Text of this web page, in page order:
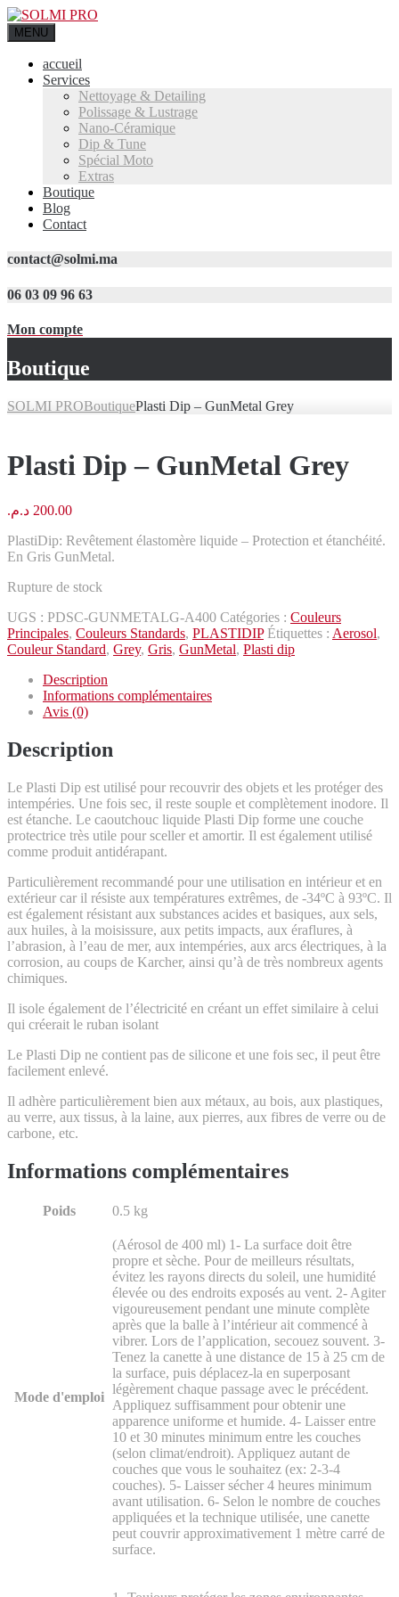
MENU
accueil
Services
Nettoyage & Detailing
Polissage & Lustrage
Nano-Céramique
Dip & Tune
Spécial Moto
Extras
Boutique
Blog
Contact
contact@solmi.ma
06 03 09 96 63
Mon compte
Boutique
SOLMI PROBoutiquePlasti Dip – GunMetal Grey
Plasti Dip – GunMetal Grey
200.00 د.م.
PlastiDip: Revêtement élastomère liquide – Protection et étanchéité.
En Gris GunMetal.
Rupture de stock
UGS : PDSC-GUNMETALG-A400 Catégories : Couleurs
Principales, Couleurs Standards, PLASTIDIP Étiquettes : Aerosol,
Couleur Standard, Grey, Gris, GunMetal, Plasti dip
Description
Informations complémentaires
Avis (0)
Description
Le Plasti Dip est utilisé pour recouvrir des objets et les protéger des
intempéries. Une fois sec, il reste souple et complètement inodore. Il
est étanche. Le caoutchouc liquide Plasti Dip forme une couche
protectrice très utile pour sceller et amortir. Il est également utilisé
comme produit antidérapant.
Particulièrement recommandé pour une utilisation en intérieur et en
extérieur car il résiste aux températures extrêmes, de -34ºC à 93ºC. Il
est également résistant aux substances acides et basiques, aux sels,
aux huiles, à la moisissure, aux petits impacts, aux éraflures, à
l’abrasion, à l’eau de mer, aux intempéries, aux arcs électriques, à la
corrosion, au coups de Karcher, ainsi qu’à de très nombreux agents
chimiques.
Il isole également de l’électricité en créant un effet similaire à celui
qui créerait le ruban isolant
Le Plasti Dip ne contient pas de silicone et une fois sec, il peut être
facilement enlevé.
Il adhère particulièrement bien aux métaux, au bois, aux plastiques,
au verre, aux tissus, à la laine, aux pierres, aux fibres de verre ou de
carbone, etc.
Informations complémentaires
Poids 0.5 kg
Mode d'emploi
(Aérosol de 400 ml) 1- La surface doit être
propre et sèche. Pour de meilleurs résultats,
évitez les rayons directs du soleil, une humidité
élevée ou des endroits exposés au vent. 2- Agiter
vigoureusement pendant une minute complète
après que la balle à l’intérieur ait commencé à
vibrer. Lors de l’application, secouez souvent. 3-
Tenez la canette à une distance de 15 à 25 cm de
la surface, puis déplacez-la en superposant
légèrement chaque passage avec le précédent.
Appliquez suffisamment pour obtenir une
apparence uniforme et humide. 4- Laisser entre
10 et 30 minutes minimum entre les couches
(selon climat/endroit). Appliquez autant de
couches que vous le souhaitez (ex: 2-3-4
couches). 5- Laisser sécher 4 heures minimum
avant utilisation. 6- Selon le nombre de couches
appliquées et la technique utilisée, une canette
peut couvrir approximativement 1 mètre carré de
surface.